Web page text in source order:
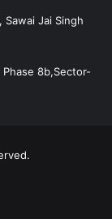
Jai Singh
8b,Sector-